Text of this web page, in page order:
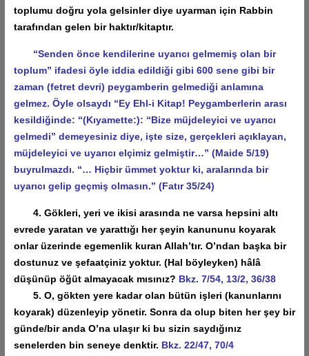
toplumu doğru yola gelsinler diye uyarman için Rabbin
tarafından gelen bir haktır/kitaptır.
“Senden önce kendilerine uyarıcı gelmemiş olan bir
toplum” ifadesi öyle iddia edildiği gibi 600 sene gibi bir
zaman (fetret devri) peygamberin gelmediği anlamına
gelmez. Öyle olsaydı “Ey Ehl-i Kitap! Peygamberlerin arası
kesildiğinde: “(Kıyamette:): “Bize müjdeleyici ve uyarıcı
gelmedi” demeyesiniz diye, işte size, gerçekleri açıklayan,
müjdeleyici ve uyarıcı elçimiz gelmiştir…” (Maide 5/19)
buyrulmazdı. “… Hiçbir ümmet yoktur ki, aralarında bir
uyarıcı gelip geçmiş olmasın.” (Fatır 35/24)
4. Gökleri, yeri ve ikisi arasında ne varsa hepsini altı
evrede yaratan ve yarattığı her şeyin kanununu koyarak
onlar üzerinde egemenlik kuran Allah’tır. O’ndan başka bir
dostunuz ve şefaatçiniz yoktur. (Hal böyleyken) hâlâ
düşünüp öğüt almayacak mısınız? Bkz. 7/54, 13/2, 36/38
5. O, gökten yere kadar olan bütün işleri (kanunlarını
koyarak) düzenleyip yönetir. Sonra da olup biten her şey bir
günde/bir anda O’na ulaşır ki bu sizin saydığınız
senelerden bin seneye denktir. Bkz. 22/47, 70/4